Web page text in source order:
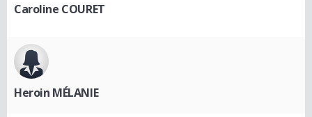
Caroline COURET
Heroin MÉLANIE